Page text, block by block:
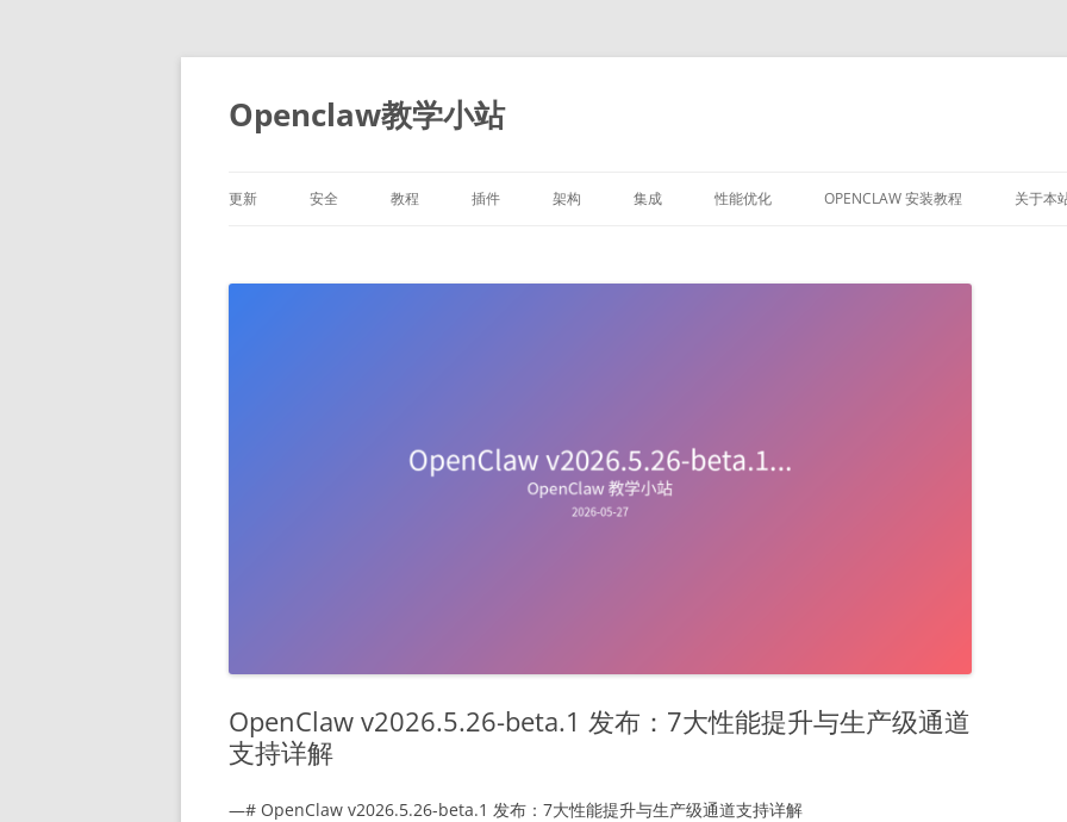
跳
文
Openclaw教学小站
更新 安全 教程 插件 架构 集成 性能优化 OPENCLAW 安装教程 关于本
OpenClaw v2026.5.26-beta.1 发布：7大性能提升与生产级通道
支持详解
—# OpenClaw v2026.5.26-beta.1 发布：7大性能提升与生产级通道支持详解